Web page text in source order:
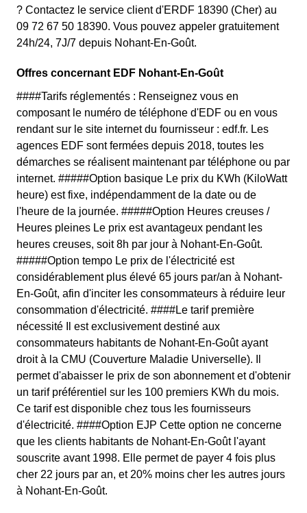
? Contactez le service client d'ERDF 18390 (Cher) au
09 72 67 50 18390. Vous pouvez appeler gratuitement
24h/24, 7J/7 depuis Nohant-En-Goût.
Offres concernant EDF Nohant-En-Goût
####Tarifs réglementés : Renseignez vous en
composant le numéro de téléphone d'EDF ou en vous
rendant sur le site internet du fournisseur : edf.fr. Les
agences EDF sont fermées depuis 2018, toutes les
démarches se réalisent maintenant par téléphone ou par
internet. #####Option basique Le prix du KWh (KiloWatt
heure) est fixe, indépendamment de la date ou de
l'heure de la journée. #####Option Heures creuses /
Heures pleines Le prix est avantageux pendant les
heures creuses, soit 8h par jour à Nohant-En-Goût.
#####Option tempo Le prix de l'électricité est
considérablement plus élevé 65 jours par/an à Nohant-
En-Goût, afin d'inciter les consommateurs à réduire leur
consommation d'électricité. ####Le tarif première
nécessité Il est exclusivement destiné aux
consommateurs habitants de Nohant-En-Goût ayant
droit à la CMU (Couverture Maladie Universelle). Il
permet d'abaisser le prix de son abonnement et d'obtenir
un tarif préférentiel sur les 100 premiers KWh du mois.
Ce tarif est disponible chez tous les fournisseurs
d'électricité. ####Option EJP Cette option ne concerne
que les clients habitants de Nohant-En-Goût l'ayant
souscrite avant 1998. Elle permet de payer 4 fois plus
cher 22 jours par an, et 20% moins cher les autres jours
à Nohant-En-Goût.